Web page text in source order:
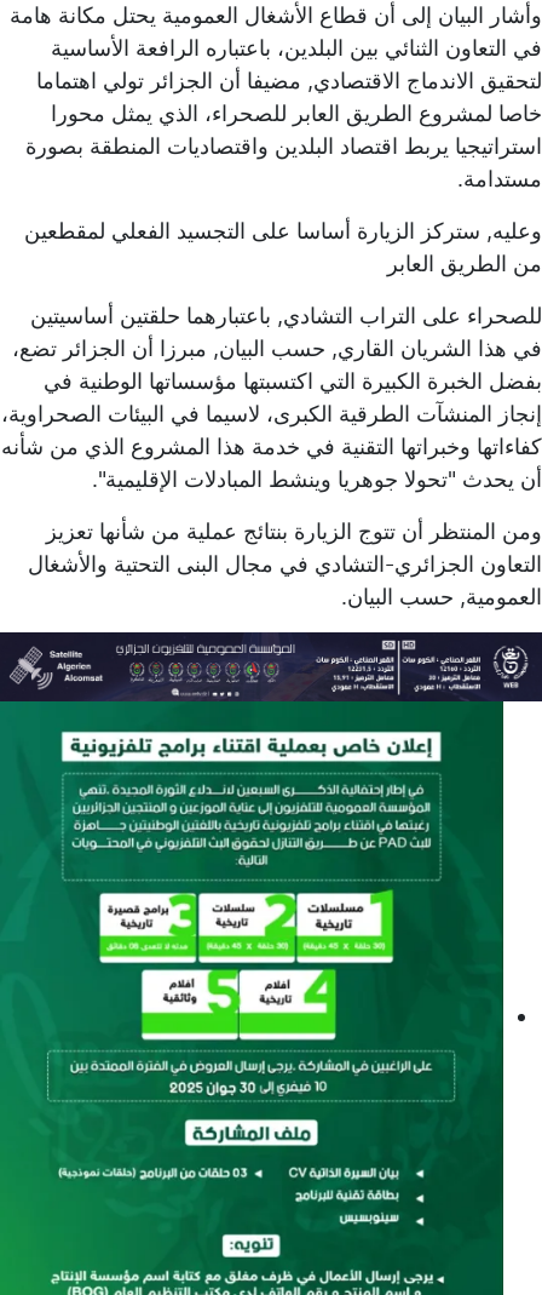
وأشار البيان إلى أن قطاع الأشغال العمومية يحتل مكانة هامة
في التعاون الثنائي بين البلدين، باعتباره الرافعة الأساسية
لتحقيق الاندماج الاقتصادي, مضيفا أن الجزائر تولي اهتماما
خاصا لمشروع الطريق العابر للصحراء، الذي يمثل محورا
استراتيجيا يربط اقتصاد البلدين واقتصاديات المنطقة بصورة
مستدامة.
وعليه, ستركز الزيارة أساسا على التجسيد الفعلي لمقطعين
من الطريق العابر
للصحراء على التراب التشادي, باعتبارهما حلقتين أساسيتين
في هذا الشريان القاري, حسب البيان, مبرزا أن الجزائر تضع،
بفضل الخبرة الكبيرة التي اكتسبتها مؤسساتها الوطنية في
إنجاز المنشآت الطرقية الكبرى، لاسيما في البيئات الصحراوية،
كفاءاتها وخبراتها التقنية في خدمة هذا المشروع الذي من شأنه
أن يحدث "تحولا جوهريا وينشط المبادلات الإقليمية".
ومن المنتظر أن تتوج الزيارة بنتائج عملية من شأنها تعزيز
التعاون الجزائري-التشادي في مجال البنى التحتية والأشغال
العمومية, حسب البيان.